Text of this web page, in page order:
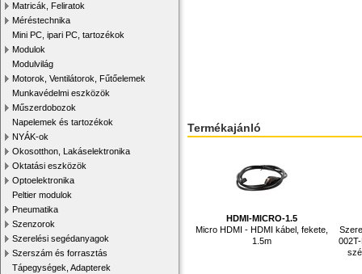
Matricák, Feliratok
Méréstechnika
Mini PC, ipari PC, tartozékok
Modulok
Modulvilág
Motorok, Ventilátorok, Fűtőelemek
Munkavédelmi eszközök
Műszerdobozok
Napelemek és tartozékok
NYÁK-ok
Okosotthon, Lakáselektronika
Oktatási eszközök
Optoelektronika
Peltier modulok
Pneumatika
Szenzorok
Szerelési segédanyagok
Szerszám és forrasztás
Tápegységek, Adapterek
Termékajánló
HDMI-MICRO-1.5
Micro HDMI - HDMI kábel, fekete,
1.5m